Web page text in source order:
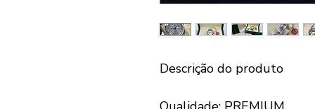
Descrição do produto